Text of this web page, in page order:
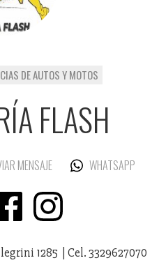
DE AUTOS Y MOTOS
FLASH
MENSAJE WHATSAPP
1285 | Cel. 3329627070